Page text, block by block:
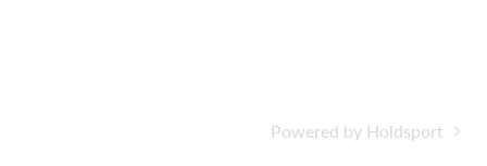
Powered by Holdsport